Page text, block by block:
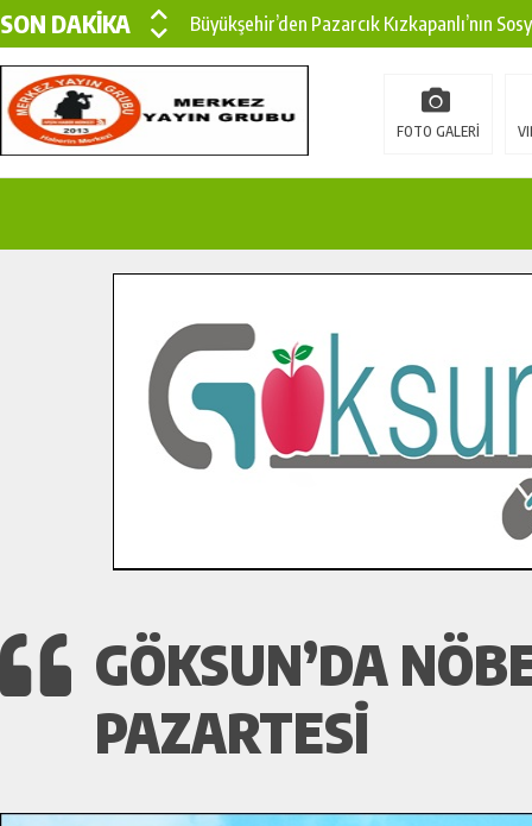
SON DAKİKA
Büyükşehir’den Pazarcık Kızkapanlı’nın
Büyükşehir’den Pazarcık Kırsalına Modern
Çin’den KSÜ’ye Uluslararası Başarı:
İlçe Jandarma Komutanı Karakaya’dan
Bertiz’in Yeni Köprüsünde Sona Doğru.
FOTO GALERİ
GÖKSUN’DA
PAZARTESI